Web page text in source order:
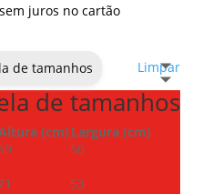
juros no cartão
Limpar
de tamanhos
de tamanhos
(cm) Largura (cm)
50
53